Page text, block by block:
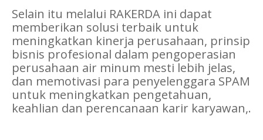
Selain itu melalui RAKERDA ini dapat
memberikan solusi terbaik untuk
meningkatkan kinerja perusahaan, prinsip
bisnis profesional dalam pengoperasian
perusahaan air minum mesti lebih jelas,
dan memotivasi para penyelenggara SPAM
untuk meningkatkan pengetahuan,
keahlian dan perencanaan karir karyawan,.